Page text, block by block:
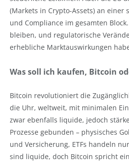
(Markets in Crypto-Assets) an einer
und Compliance im gesamten
bleiben, und regulatorische
erhebliche Marktauswirkungen
Was soll ich kaufen, Bitcoin
Bitcoin revolutioniert die
die Uhr, weltweit, mit minimalen
zwar ebenfalls liquide, jedoch
Prozesse gebunden – physisches
und Versicherung, ETFs handeln
sind liquide, doch Bitcoin spricht